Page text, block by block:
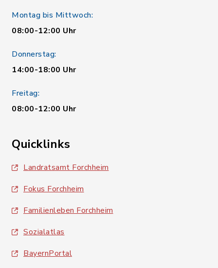
Montag bis Mittwoch:
08:00-12:00 Uhr
Donnerstag:
14:00-18:00 Uhr
Freitag:
08:00-12:00 Uhr
Quicklinks
Landratsamt Forchheim
Fokus Forchheim
Familienleben Forchheim
Sozialatlas
BayernPortal